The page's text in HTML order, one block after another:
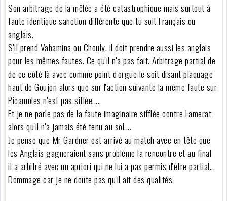
Son arbitrage de la mêlée a été catastrophique mais surtout à
faute identique sanction différente que tu soit Français ou
anglais.
S'il prend Vahamina ou Chouly, il doit prendre aussi les anglais
pour les mêmes fautes. Ce qu'il n'a pas fait. Arbitrage partial de
de ce côté là avec comme point d'orgue le soit disant plaquage
haut de Goujon alors que sur l'action suivante la même faute sur
Picamoles n'est pas siffée.....
Et je ne parle pas de la faute imaginaire sifflée contre Lamerat
alors qu'il n'a jamais été tenu au sol....
Je pense que Mr Gardner est arrivé au match avec en tête que
les Anglais gagneraient sans problème la rencontre et au final
il a arbitré avec un apriori qui ne lui a pas permis d'être partial...
Dommage car je ne doute pas qu'il ait des qualités.